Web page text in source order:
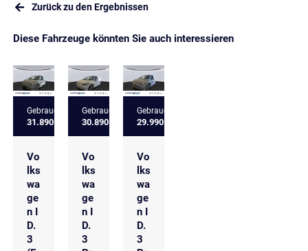
Zurück zu den Ergebnissen
Diese Fahrzeuge könnten Sie auch interessieren
Gebrauchtfahrzeug
31.890 €
Vo
lks
wa
ge
n I
D.
3
Gebrauchtfahrzeug
30.890 €
Vo
lks
wa
ge
n I
D.
3
Gebrauchtfahrzeug
29.990 €
Vo
lks
wa
ge
n I
D.
3